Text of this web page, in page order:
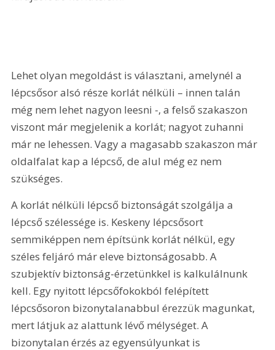
Lehet olyan megoldást is választani, amelynél a
lépcsősor alsó része korlát nélküli – innen talán
még nem lehet nagyon leesni -, a felső szakaszon
viszont már megjelenik a korlát; nagyot zuhanni
már ne lehessen. Vagy a magasabb szakaszon már
oldalfalat kap a lépcső, de alul még ez nem
szükséges.
A korlát nélküli lépcső biztonságát szolgálja a
lépcső szélessége is. Keskeny lépcsősort
semmiképpen nem építsünk korlát nélkül, egy
széles feljáró már eleve biztonságosabb. A
szubjektív biztonság-érzetünkkel is kalkulálnunk
kell. Egy nyitott lépcsőfokokból felépített
lépcsősoron bizonytalanabbul érezzük magunkat,
mert látjuk az alattunk lévő mélységet. A
bizonytalan érzés az egyensúlyunkat is